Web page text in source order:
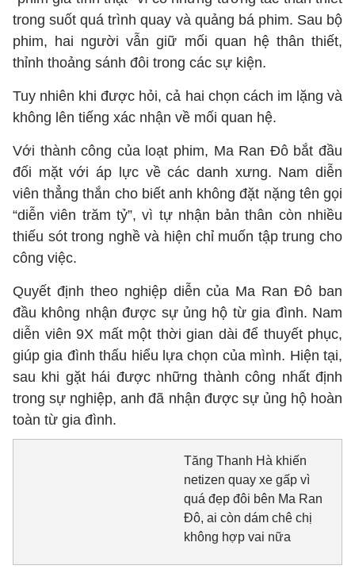
trong suốt quá trình quay và quảng bá phim. Sau bộ
phim, hai người vẫn giữ mối quan hệ thân thiết,
thỉnh thoảng sánh đôi trong các sự kiện.
Tuy nhiên khi được hỏi, cả hai chọn cách im lặng và
không lên tiếng xác nhận về mối quan hệ.
Với thành công của loạt phim, Ma Ran Đô bắt đầu
đối mặt với áp lực về các danh xưng. Nam diễn
viên thẳng thắn cho biết anh không đặt nặng tên gọi
“diễn viên trăm tỷ”, vì tự nhận bản thân còn nhiều
thiếu sót trong nghề và hiện chỉ muốn tập trung cho
công việc.
Quyết định theo nghiệp diễn của Ma Ran Đô ban
đầu không nhận được sự ủng hộ từ gia đình. Nam
diễn viên 9X mất một thời gian dài để thuyết phục,
giúp gia đình thấu hiểu lựa chọn của mình. Hiện tại,
sau khi gặt hái được những thành công nhất định
trong sự nghiệp, anh đã nhận được sự ủng hộ hoàn
toàn từ gia đình.
Tăng Thanh Hà khiến
netizen quay xe gấp vì
quá đẹp đôi bên Ma Ran
Đô, ai còn dám chê chị
không hợp vai nữa